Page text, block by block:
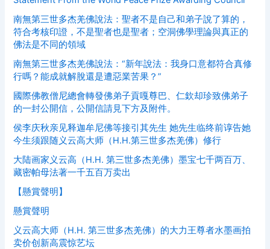
南無第三世多杰羌佛說法：聖者不是自己和弟子說了算的，
符合考核印證，不是聖者也是聖者；空洞佛學理論與真正的
佛法是不同的領域
南無第三世多杰羌佛說法：“新年說法：我身口意都符合真修
行嗎？能成就解脫還是遭惡業苦果？”
國際佛教僧尼總會轉發佛弟子貢嘎尊巴、仁欽却珍致佛弟子
的一封公開信，公開信請見下方及附件。
侯李庆秋亲见释迦牟尼佛等接引其先生 她先生临终前谆告她
今生须跟随义云高大师（H.H.第三世多杰羌佛）修行
大陆画家义云高（H.H. 第三世多杰羌佛）墨宝七千两百万、
藏密帕母法著一千五百万卖出
【懸賞聲明】
懸賞聲明
义云高大师（H.H. 第三世多杰羌佛）的大力王尊者水墨画拍
卖价创新高震惊艺坛